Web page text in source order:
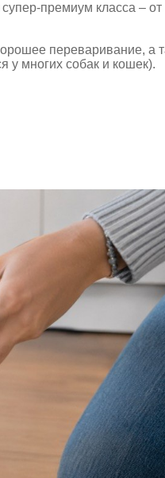
премиум класса – от
переваривание, а
у многих собак и кошек).